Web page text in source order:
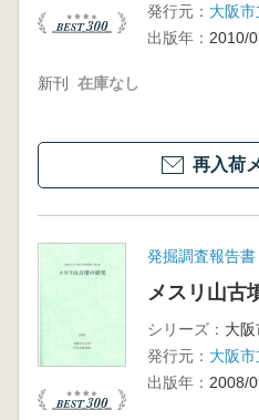
発行元： 大阪
出版年： 2010/
新刊 在庫なし
再入荷
発掘調査報告書
メスリ山古
シリーズ：
発行元： 大阪
出版年： 2008/